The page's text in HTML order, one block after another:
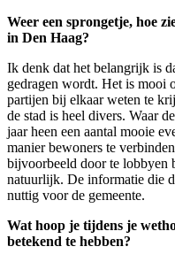
Weer een sprongetje, hoe
in Den Haag?
Ik denk dat het belangrijk is
gedragen wordt. Het is mooi
partijen bij elkaar weten te
de stad is heel divers. Waar
jaar heen een aantal mooie
manier bewoners te
bijvoorbeeld door te lobbyen
natuurlijk. De informatie die
nuttig voor de gemeente.
Wat hoop je tijdens je
betekend te hebben?